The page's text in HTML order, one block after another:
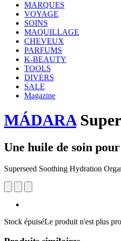
MARQUES
VOYAGE
SOINS
MAQUILLAGE
CHEVEUX
PARFUMS
K-BEAUTY
TOOLS
DIVERS
SALE
Magazine
MÁDARA
Une huile de soin
Superseed Soothing Hydration
Stock épuiséLe produit n'est plus